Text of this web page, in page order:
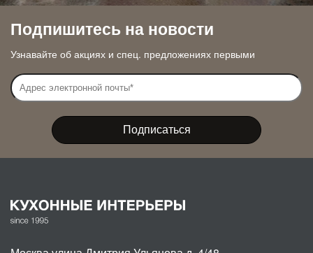
Подпишитесь на новости
Узнавайте об акциях и спец. предложениях первыми